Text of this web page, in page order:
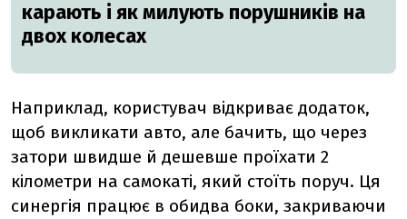
карають і як милують порушників на
двох колесах
Наприклад, користувач відкриває додаток,
щоб викликати авто, але бачить, що через
затори швидше й дешевше проїхати 2
кілометри на самокаті, який стоїть поруч. Ця
синергія працює в обидва боки, закриваючи